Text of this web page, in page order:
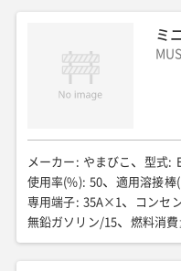
ミ
メーカー : やまびこ 型式:
使用率(%): 50 適用溶接棒
専用端子: 35A×1 コンセ
無鉛ガソリン/15
燃料消
全幅(mm): 545 全高(mm):
騒音値7m(dB(A)): 60 低騒